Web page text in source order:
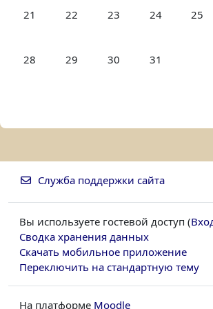
Нет событий, понедельник 21 октября
21 Нет событий, вторник 22
22 Нет событий, среда
23 Нет
24 Нет
25
Нет событий, понедельник 28 октября
28 Нет событий, вторник 29
29 Нет событий, среда
30 Нет
31
Служба поддержки сайта
Вы используете гостевой доступ (
Сводка хранения данных
Скачать мобильное приложение
Переключить на стандартную тему
На платформе Moodle